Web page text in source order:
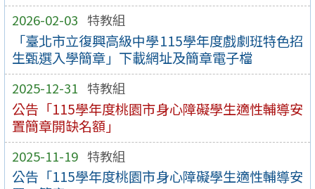
2026-02-03 特教組
「臺北市立復興高級中學115學年度戲劇班特色招
生甄選入學簡章」下載網址及簡章電子檔
2025-12-31 特教組
公告「115學年度桃園市身心障礙學生適性輔導安
置簡章開缺名額」
2025-11-19 特教組
公告「115學年度桃園市身心障礙學生適性輔導安